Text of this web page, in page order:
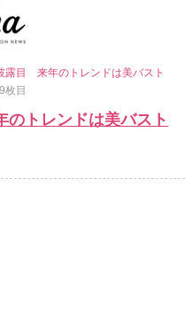
露目 来年のトレンドは美バスト
枚目
トレンドは美バスト